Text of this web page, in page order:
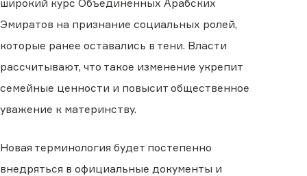
широкий курс Объединенных Арабских
Эмиратов на признание социальных ролей,
которые ранее оставались в тени. Власти
рассчитывают, что такое изменение укрепит
семейные ценности и повысит общественное
уважение к материнству.
Новая терминология будет постепенно
внедряться в официальные документы и